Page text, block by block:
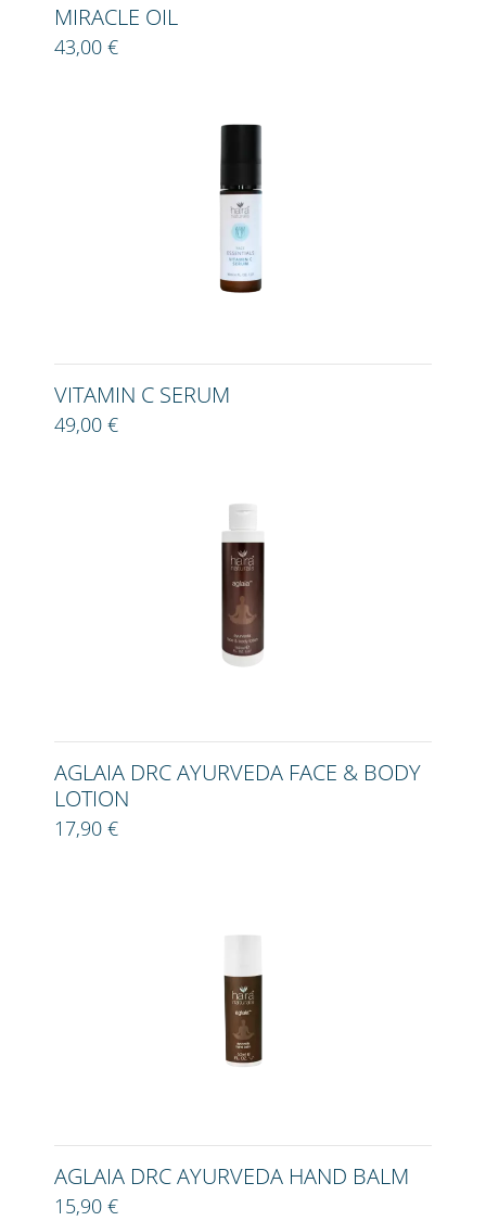
MIRACLE OIL
43,00 €
VITAMIN C SERUM
49,00 €
AGLAIA DRC AYURVEDA FACE & BODY
LOTION
17,90 €
AGLAIA DRC AYURVEDA HAND BALM
15,90 €